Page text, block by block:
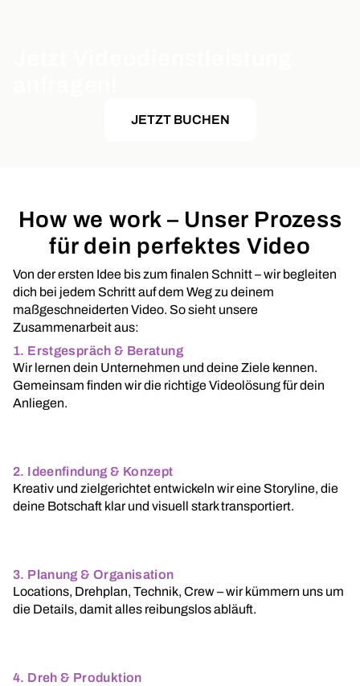
JETZT BUCHEN
How we work – Unser Prozess
für dein perfektes Video
Von der ersten Idee bis zum finalen Schnitt – wir begleiten
dich bei jedem Schritt auf dem Weg zu deinem
maßgeschneiderten Video. So sieht unsere
Zusammenarbeit aus:
1. Erstgespräch & Beratung
Wir lernen dein Unternehmen und deine Ziele kennen.
Gemeinsam finden wir die richtige Videolösung für dein
Anliegen.
2. Ideenfindung & Konzept
Kreativ und zielgerichtet entwickeln wir eine Storyline, die
deine Botschaft klar und visuell stark transportiert.
3. Planung & Organisation
Locations, Drehplan, Technik, Crew – wir kümmern uns um
die Details, damit alles reibungslos abläuft.
4. Dreh & Produktion